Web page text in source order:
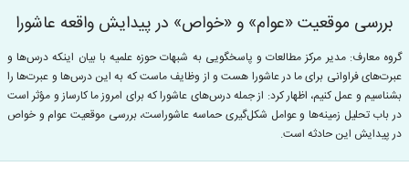
بررسی موقعیت «عوام» و «خواص» در پیدایش واقعه عاشورا
گروه معارف: مدیر مرکز مطالعات و پاسخگویی به شبهات حوزه علمیه با بیان اینکه درس‌ها و
عبرت‌های فراوانی برای ما در عاشورا هست و از وظایف ماست که به این درس‌ها و عبرت‌ها را
بشناسیم و عمل کنیم، اظهار کرد: از جمله درس‌های عاشورا که برای امروز ما کارساز و مؤثر است
در باب تحلیل زمینه‌ها و عوامل شکل‌گیری حماسه عاشوراست، بررسی موقعیت عوام و خواص
در پیدایش این حادثه است.